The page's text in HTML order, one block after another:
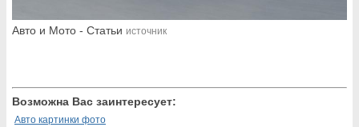
Авто и Мото - Cтатьи источник
Возможна Вас заинтересует:
Авто картинки фото